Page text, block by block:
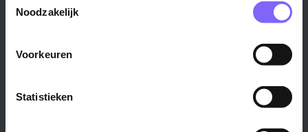
Noodzakelijk
Voorkeuren
Statistieken
Venlo ›